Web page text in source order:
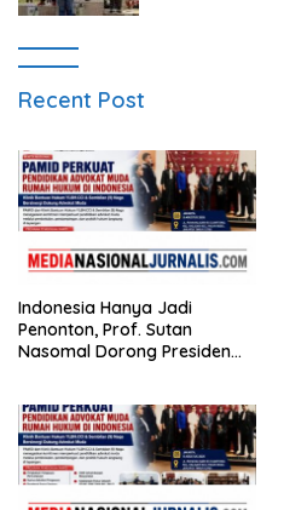
Recent Post
Indonesia Hanya Jadi
Penonton, Prof. Sutan
Nasomal Dorong Presiden
Terus Tertinggal